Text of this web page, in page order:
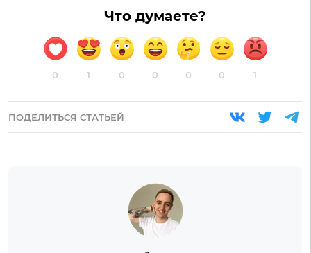
Что думаете?
0 1 0 0 0 0 1
ПОДЕЛИТЬСЯ СТАТЬЕЙ